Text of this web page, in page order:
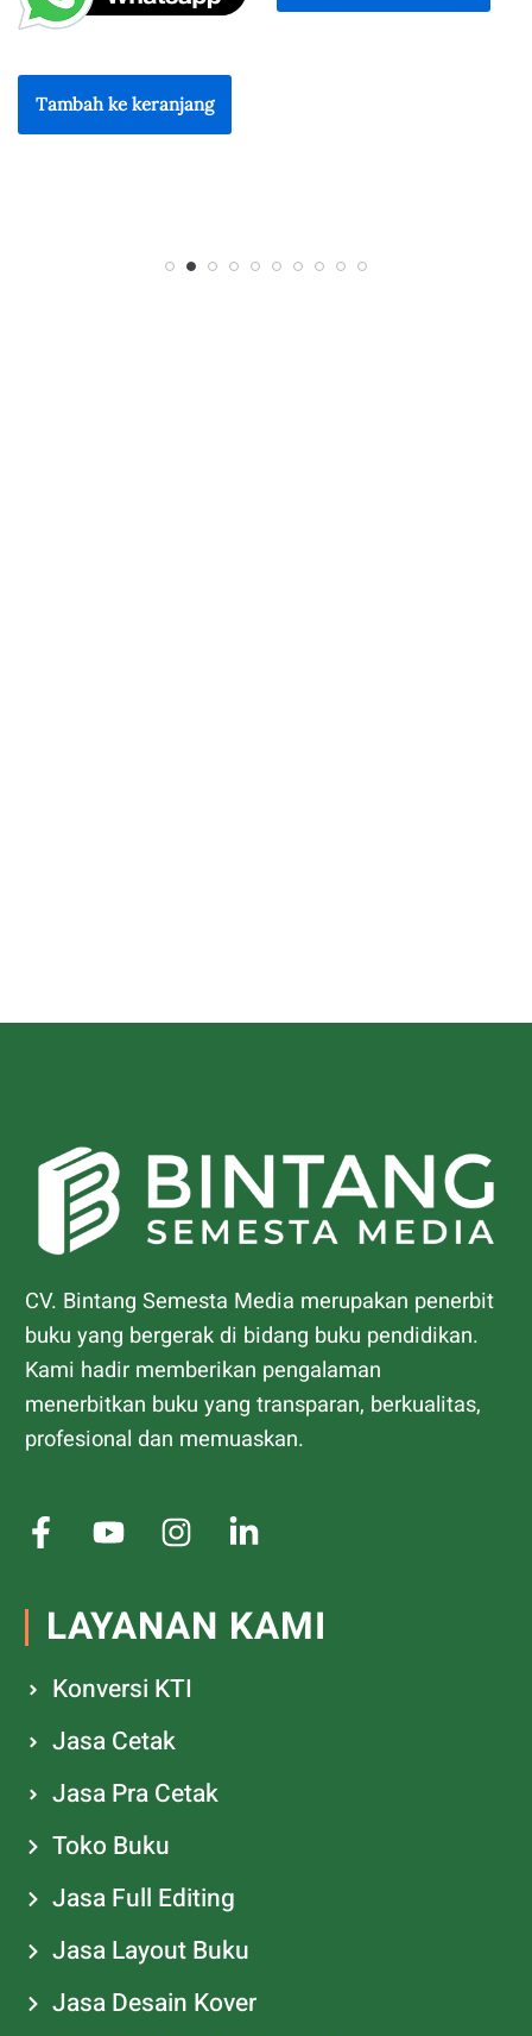
CV. Bintang Semesta Media merupakan penerbit
buku yang bergerak di bidang buku pendidikan.
Kami hadir memberikan pengalaman
menerbitkan buku yang transparan, berkualitas,
profesional dan memuaskan.
LAYANAN KAMI
Konversi KTI
Jasa Cetak
Jasa Pra Cetak
Toko Buku
Jasa Full Editing
Jasa Layout Buku
Jasa Desain Kover